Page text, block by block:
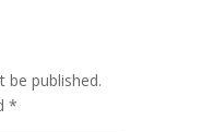
be published.
*